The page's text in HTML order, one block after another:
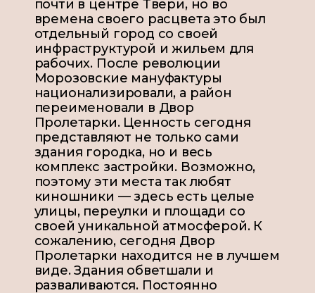
почти в центре Твери, но во
времена своего расцвета это был
отдельный город со своей
инфраструктурой и жильем для
рабочих. После революции
Морозовские мануфактуры
национализировали, а район
переименовали в Двор
Пролетарки. Ценность сегодня
представляют не только сами
здания городка, но и весь
комплекс застройки. Возможно,
поэтому эти места так любят
киношники — здесь есть целые
улицы, переулки и площади со
своей уникальной атмосферой. К
сожалению, сегодня Двор
Пролетарки находится не в лучшем
виде. Здания обветшали и
разваливаются. Постоянно